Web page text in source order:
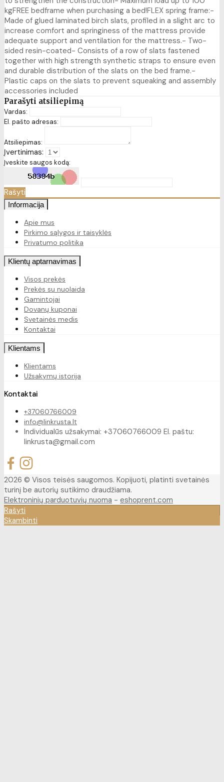
kgFREE bedframe when purchasing a bed!FLEX spring frame:-
Made of glued laminated birch slats, profiled in a slight arc to
increase comfort and springiness of the mattress provide
adequate support and ventilation for the mattress.- Two-
sided resin-coated- Consists of a row of slats fastened
together with high strength synthetic straps to ensure even
and durable distribution of the slats on the bed frame.-
Plastic caps on the slats to prevent squeaking and assembly
accessories included
Parašyti atsiliepimą
Vardas:
El. pašto adresas:
Atsiliepimas:
Įvertinimas:
Įveskite saugos kodą:
Rašyti
Informacija
Apie mus
Pirkimo sąlygos ir taisyklės
Privatumo politika
Klientų aptarnavimas
Visos prekės
Prekės su nuolaida
Gamintojai
Dovanų kuponai
Svetainės medis
Kontaktai
Klientams
Klientams
Užsakymų istorija
Kontaktai
+37060766009
info@linkrusta.lt
Individualūs užsakymai: +37060766009 El. paštu:
linkrusta@gmail.com
2026 © Visos teisės saugomos. Kopijuoti, platinti svetainės
turinį be autorių sutikimo draudžiama.
Elektroninių parduotuvių nuoma - eshoprent.com
Rašyti
Skambinti